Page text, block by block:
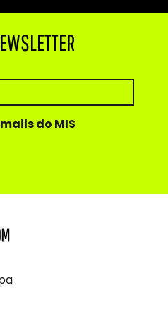
do MIS